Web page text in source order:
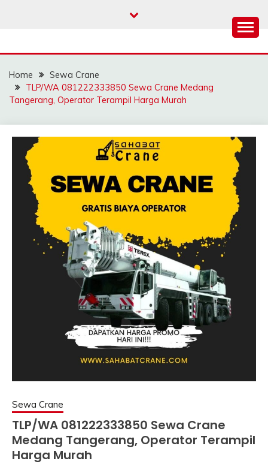
SAHABAT CRANE |
JASA SEWA CRANE |
FORKLIFT | SKYLIFT
Home
Sewa Crane
TLP/WA 081222333850 Sewa Crane Medang
Tangerang, Operator Terampil Harga Murah
Sewa Crane
TLP/WA 081222333850 Sewa Crane
Medang Tangerang, Operator Terampil
Harga Murah